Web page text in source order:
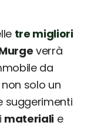
tre migliori
verrà
da
solo un
suggerimenti
materialie